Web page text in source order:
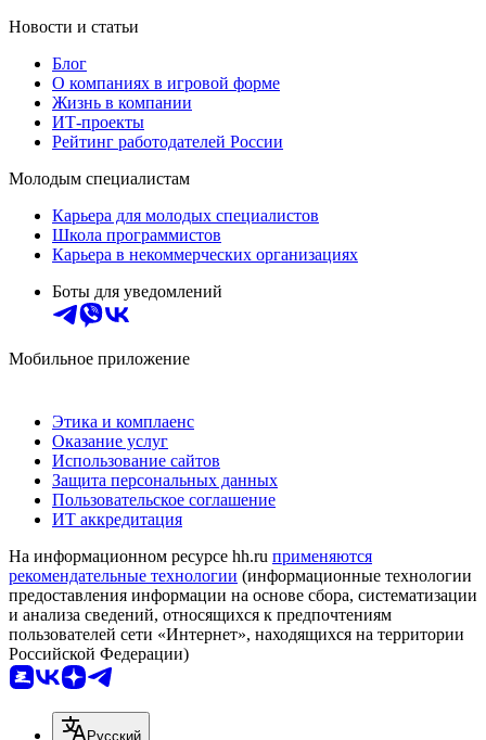
Новости и статьи
Блог
О компаниях в игровой форме
Жизнь в компании
ИТ-проекты
Рейтинг работодателей России
Молодым специалистам
Карьера для молодых специалистов
Школа программистов
Карьера в некоммерческих организациях
Боты для уведомлений
Мобильное приложение
Этика и комплаенс
Оказание услуг
Использование сайтов
Защита персональных данных
Пользовательское соглашение
ИТ аккредитация
На информационном ресурсе hh.ru применяются
рекомендательные технологии (информационные технологии
предоставления информации на основе сбора, систематизации
и анализа сведений, относящихся к предпочтениям
пользователей сети «Интернет», находящихся на территории
Российской Федерации)
Русский